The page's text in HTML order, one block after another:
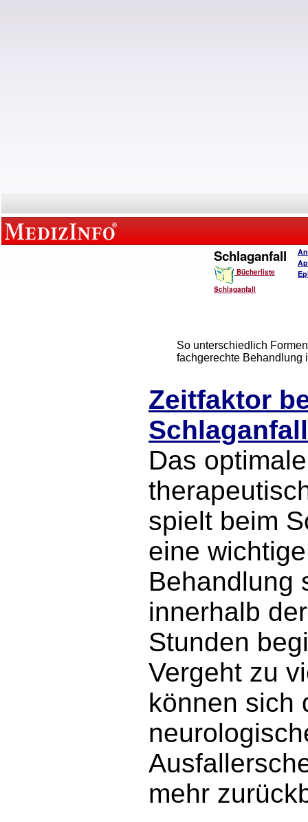
Schlaganfall
Bücherliste
Schlaganfall
So unterschiedlich
fachgerechte Behandlung
Zeitfaktor
Schlaganfall
Das optimale
spielt beim
eine
Behandlung
innerhalb
Stunden
Vergeht zu
können sich
mehr